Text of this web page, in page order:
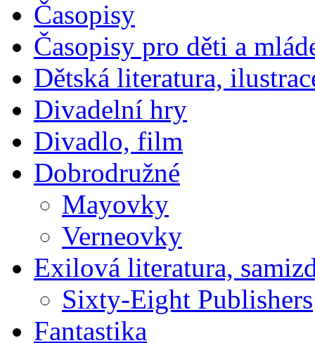
Časopisy
Časopisy pro děti a
Dětská literatura,
Divadelní hry
Divadlo, film
Dobrodružné
Mayovky
Verneovky
Exilová literatura,
Sixty-Eight Publishers
Fantastika